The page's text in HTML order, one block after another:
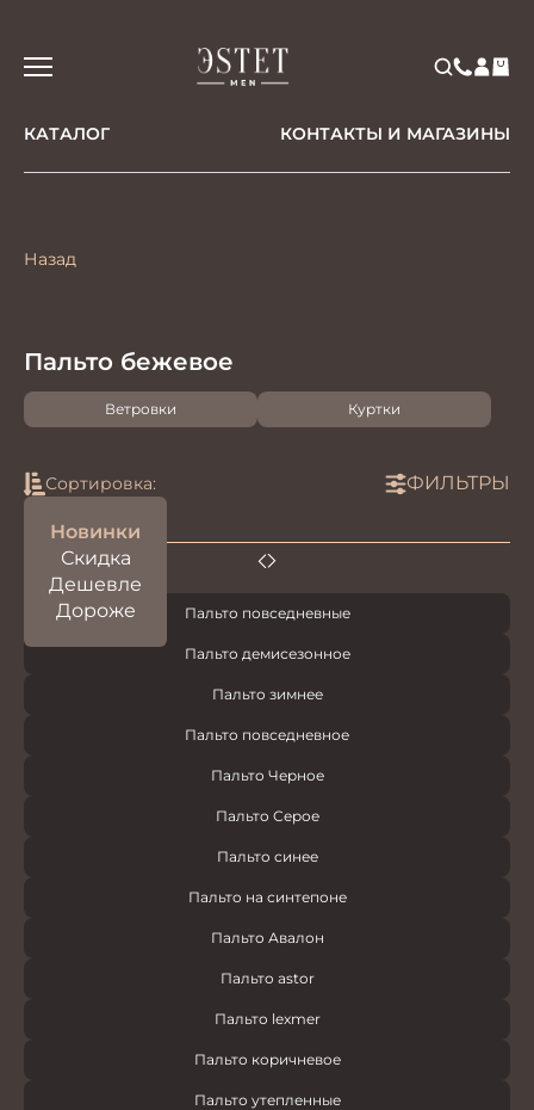
КАТАЛОГ КОНТАКТЫ И МАГАЗИНЫ
Назад
Пальто бежевое
Ветровки Куртки
Сортировка:
Новинки
Скидка
Дешевле
Дороже
ФИЛЬТРЫ
Пальто повседневные
Пальто демисезонное
Пальто зимнее
Пальто повседневное
Пальто Черное
Пальто Серое
Пальто синее
Пальто на синтепоне
Пальто Авалон
Пальто astor
Пальто lexmer
Пальто коричневое
Пальто утепленные